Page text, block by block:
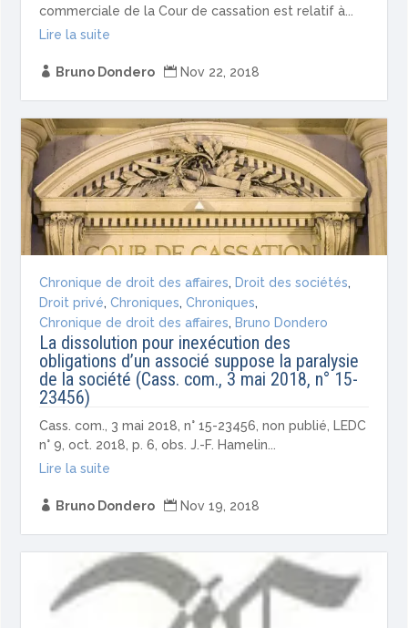
commerciale de la Cour de cassation est relatif à...
Lire la suite
 Bruno Dondero  Nov 22, 2018
Chronique de droit des affaires, Droit des sociétés,
Droit privé,Chroniques,Chroniques,
Chronique de droit des affaires, Bruno Dondero
La dissolution pour inexécution des
obligations d’un associé suppose la paralysie
de la société (Cass. com., 3 mai 2018, n° 15-
23456)
Cass. com., 3 mai 2018, n° 15-23456, non publié, LEDC
n° 9, oct. 2018, p. 6, obs. J.-F. Hamelin...
Lire la suite
 Bruno Dondero  Nov 19, 2018